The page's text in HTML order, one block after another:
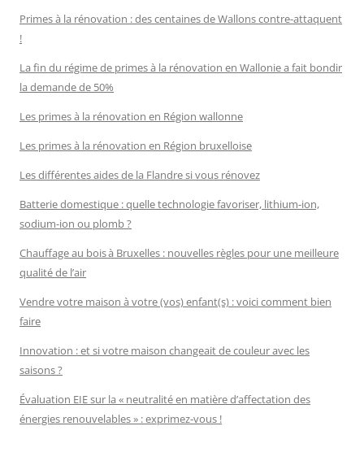
Primes à la rénovation : des centaines de Wallons contre-attaquent
!
La fin du régime de primes à la rénovation en Wallonie a fait bondir
la demande de 50%
Les primes à la rénovation en Région wallonne
Les primes à la rénovation en Région bruxelloise
Les différentes aides de la Flandre si vous rénovez
Batterie domestique : quelle technologie favoriser, lithium-ion,
sodium-ion ou plomb ?
Chauffage au bois à Bruxelles : nouvelles règles pour une meilleure
qualité de l’air
Vendre votre maison à votre (vos) enfant(s) : voici comment bien
faire
Innovation : et si votre maison changeait de couleur avec les
saisons ?
Évaluation EIE sur la « neutralité en matière d’affectation des
énergies renouvelables » : exprimez-vous !